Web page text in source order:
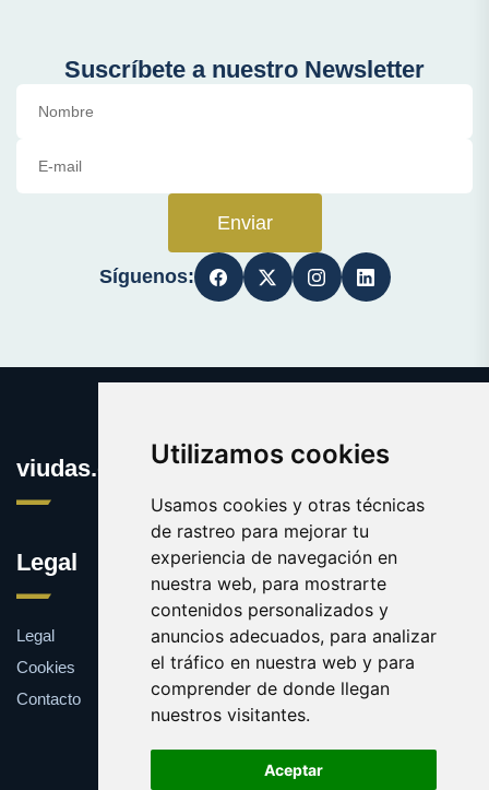
Utilizamos cookies
Usamos cookies y otras técnicas
de rastreo para mejorar tu
experiencia de navegación en
nuestra web, para mostrarte
contenidos personalizados y
anuncios adecuados, para analizar
el tráfico en nuestra web y para
comprender de donde llegan
nuestros visitantes.
Aceptar
Suscríbete a nuestro Newsletter
Enviar
Síguenos:
viudas.es
Legal
Legal
Cookies
Contacto